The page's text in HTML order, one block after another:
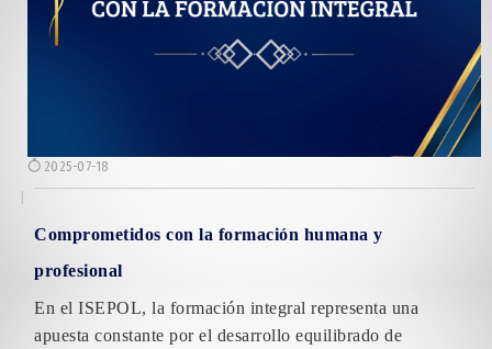
2025-07-18
Comprometidos con la formación humana y
profesional
En el ISEPOL, la formación integral representa una
apuesta constante por el desarrollo equilibrado de